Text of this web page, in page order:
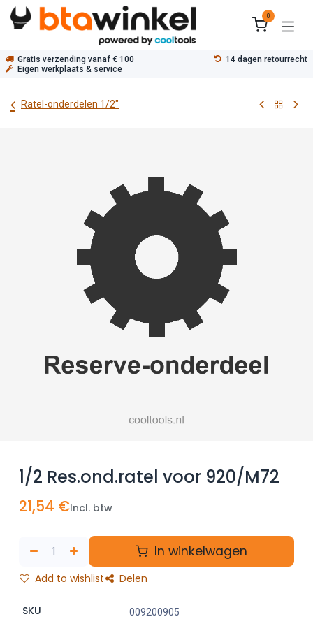
Overslaan naar inhoud
0
Gratis verzending vanaf € 100
14 dagen retourrecht
Eigen werkplaats & service
Ratel-onderdelen 1/2"
1/2 Res.ond.ratel voor 920/M72
21,54 €Incl. btw
In winkelwagen
Add to wishlist Delen
SKU 009200905